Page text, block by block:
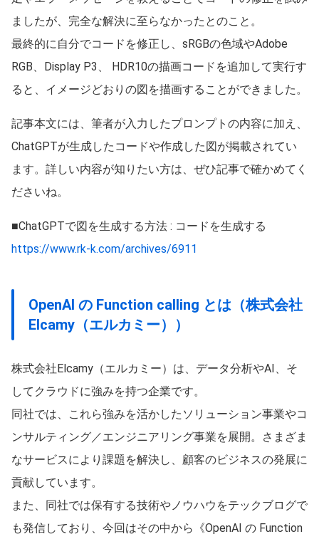
ましたが、完全な解決に至らなかったとのこと。
最終的に自分でコードを修正し、sRGBの色域やAdobe
RGB、Display P3、 HDR10の描画コードを追加して実行す
ると、イメージどおりの図を描画することができました。
記事本文には、筆者が入力したプロンプトの内容に加え、
ChatGPTが生成したコードや作成した図が掲載されてい
ます。詳しい内容が知りたい方は、ぜひ記事で確かめてく
ださいね。
■ChatGPTで図を生成する方法 : コードを生成する
https://www.rk-k.com/archives/6911
OpenAI の Function calling とは（株式会社
Elcamy（エルカミー））
株式会社Elcamy（エルカミー）は、データ分析やAI、そ
してクラウドに強みを持つ企業です。
同社では、これら強みを活かしたソリューション事業やコ
ンサルティング／エンジニアリング事業を展開。さまざま
なサービスにより課題を解決し、顧客のビジネスの発展に
貢献しています。
また、同社では保有する技術やノウハウをテックブログで
も発信しており、今回はその中から《OpenAI の Function